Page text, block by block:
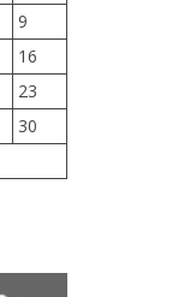
9
16
23
30